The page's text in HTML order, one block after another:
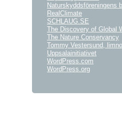
Naturskyddsföreningens
RealClimate
SCHLAUG.SE
The Discovery of Global
The Nature Conservancy
Tommy Vestersund,
Uppsalainitiativet
WordPress.com
WordPress.org